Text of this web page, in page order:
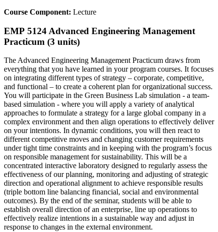
Course Component: Lecture
EMP 5124 Advanced Engineering Management
Practicum (3 units)
The Advanced Engineering Management Practicum draws from
everything that you have learned in your program courses. It focuses
on integrating different types of strategy – corporate, competitive,
and functional – to create a coherent plan for organizational success.
You will participate in the Green Business Lab simulation - a team-
based simulation - where you will apply a variety of analytical
approaches to formulate a strategy for a large global company in a
complex environment and then align operations to effectively deliver
on your intentions. In dynamic conditions, you will then react to
different competitive moves and changing customer requirements
under tight time constraints and in keeping with the program’s focus
on responsible management for sustainability. This will be a
concentrated interactive laboratory designed to regularly assess the
effectiveness of our planning, monitoring and adjusting of strategic
direction and operational alignment to achieve responsible results
(triple bottom line balancing financial, social and environmental
outcomes). By the end of the seminar, students will be able to
establish overall direction of an enterprise, line up operations to
effectively realize intentions in a sustainable way and adjust in
response to changes in the external environment.